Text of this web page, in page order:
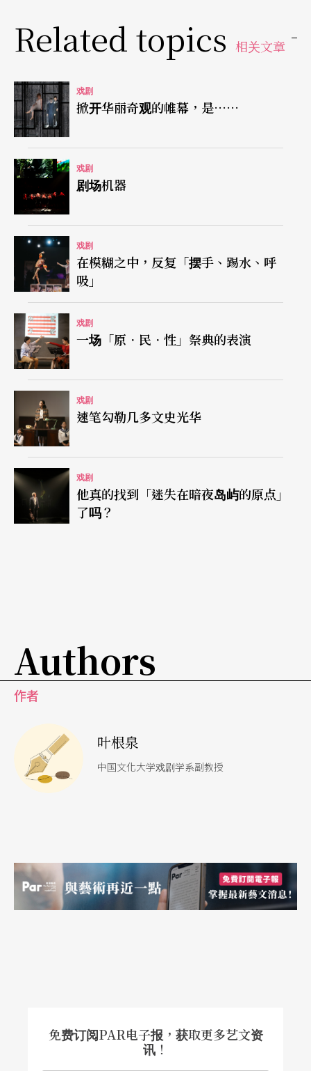
Related topics 相关文章
戏剧
掀开华丽奇观的帷幕，是……
戏剧
剧场机器
戏剧
在模糊之中，反复「摆手、踢水、呼
吸」
戏剧
一场「原．民．性」祭典的表演
戏剧
速笔勾勒几多文史光华
戏剧
他真的找到「迷失在暗夜岛屿的原点」
了吗？
Authors
作者
叶根泉
中国文化大学戏剧学系副教授
免费订阅PAR电子报，获取更多艺文资
讯！